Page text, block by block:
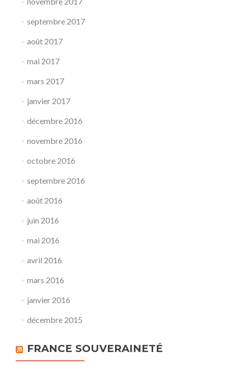
septembre 2017
août 2017
mai 2017
mars 2017
janvier 2017
décembre 2016
novembre 2016
octobre 2016
septembre 2016
août 2016
juin 2016
mai 2016
avril 2016
mars 2016
janvier 2016
décembre 2015
FRANCE SOUVERAINETÉ